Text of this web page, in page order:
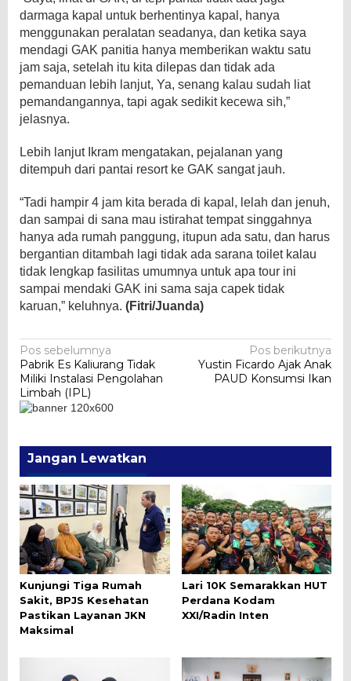
darmaga kapal untuk berhentinya kapal, hanya
menggunakan peralatan seadanya, dan ketika saya
mendagi GAK panitia hanya memberikan waktu satu
jam saja, setelah itu kita dilepas dan tidak ada
pemanduan lebih lanjut, Ya, senang kalau sudah liat
pemandangannya, tapi agak sedikit kecewa sih,”
jelasnya.
Lebih lanjut Ikram mengatakan, pejalanan yang
ditempuh dari pantai resort ke GAK sangat jauh.
“Tadi hampir 4 jam kita berada di kapal, lelah dan jenuh,
dan sampai di sana mau istirahat tempat singgahnya
hanya ada rumah panggung, itupun ada satu, dan harus
bergantian ditambah lagi tidak ada sarana toilet kalau
tidak lengkap fasilitas umumnya untuk apa tour ini
sampai mendaki GAK ini sama saja capek tidak
karuan,” keluhnya. (Fitri/Juanda)
Navigasi
pos
Pos sebelumnya
Pabrik Es Kaliurang Tidak
Miliki Instalasi Pengolahan
Limbah (IPL)
Pos berikutnya
Yustin Ficardo Ajak Anak
PAUD Konsumsi Ikan
Jangan Lewatkan
Kunjungi Tiga Rumah
Sakit, BPJS Kesehatan
Pastikan Layanan JKN
Maksimal
Lari 10K Semarakkan HUT
Perdana Kodam
XXI/Radin Inten